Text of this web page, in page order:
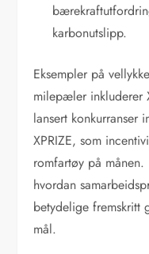
karbonutslipp.
Eksempler på
milepæler inkluderer
lansert konkurranser
XPRIZE, som
romfartøy på månen.
hvordan
betydelige fremskritt
mål.